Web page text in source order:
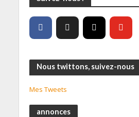
Nous twittons, suivez-nous
Mes Tweets
annonces